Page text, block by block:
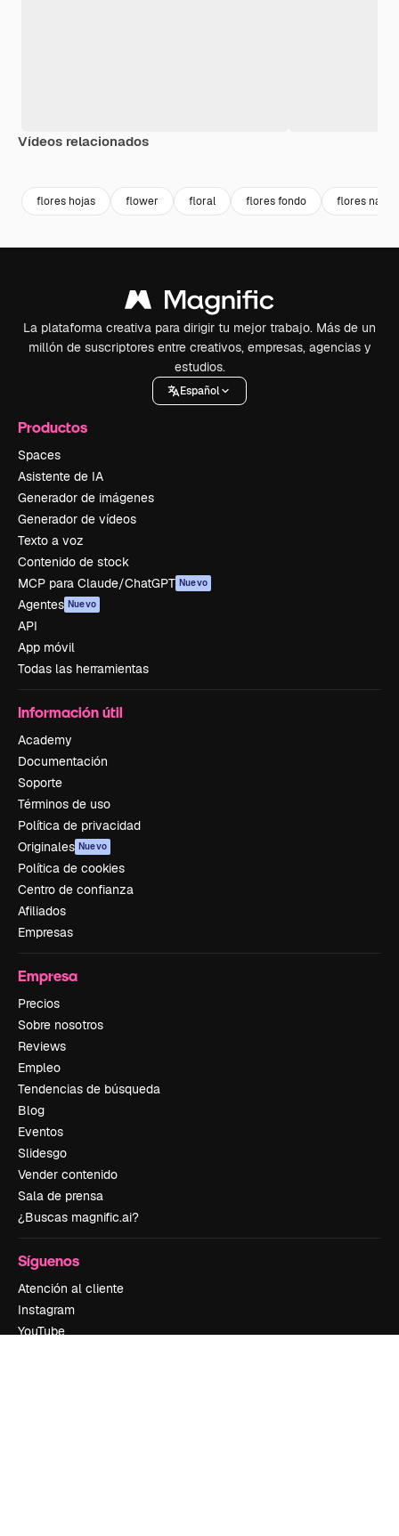
Vídeos relacionados
flores hojas flower floral flores fondo flores
La plataforma creativa para dirigir tu mejor trabajo. Más de un
millón de suscriptores entre creativos, empresas, agencias y
estudios.
Español
Productos
Spaces
Asistente de IA
Generador de imágenes
Generador de vídeos
Texto a voz
Contenido de stock
MCP para Claude/ChatGPT Nuevo
Agentes Nuevo
API
App móvil
Todas las herramientas
Información útil
Academy
Documentación
Soporte
Términos de uso
Política de privacidad
Originales Nuevo
Política de cookies
Centro de confianza
Afiliados
Empresas
Empresa
Precios
Sobre nosotros
Reviews
Empleo
Tendencias de búsqueda
Blog
Eventos
Slidesgo
Vender contenido
Sala de prensa
¿Buscas magnific.ai?
Síguenos
Atención al cliente
Instagram
YouTube